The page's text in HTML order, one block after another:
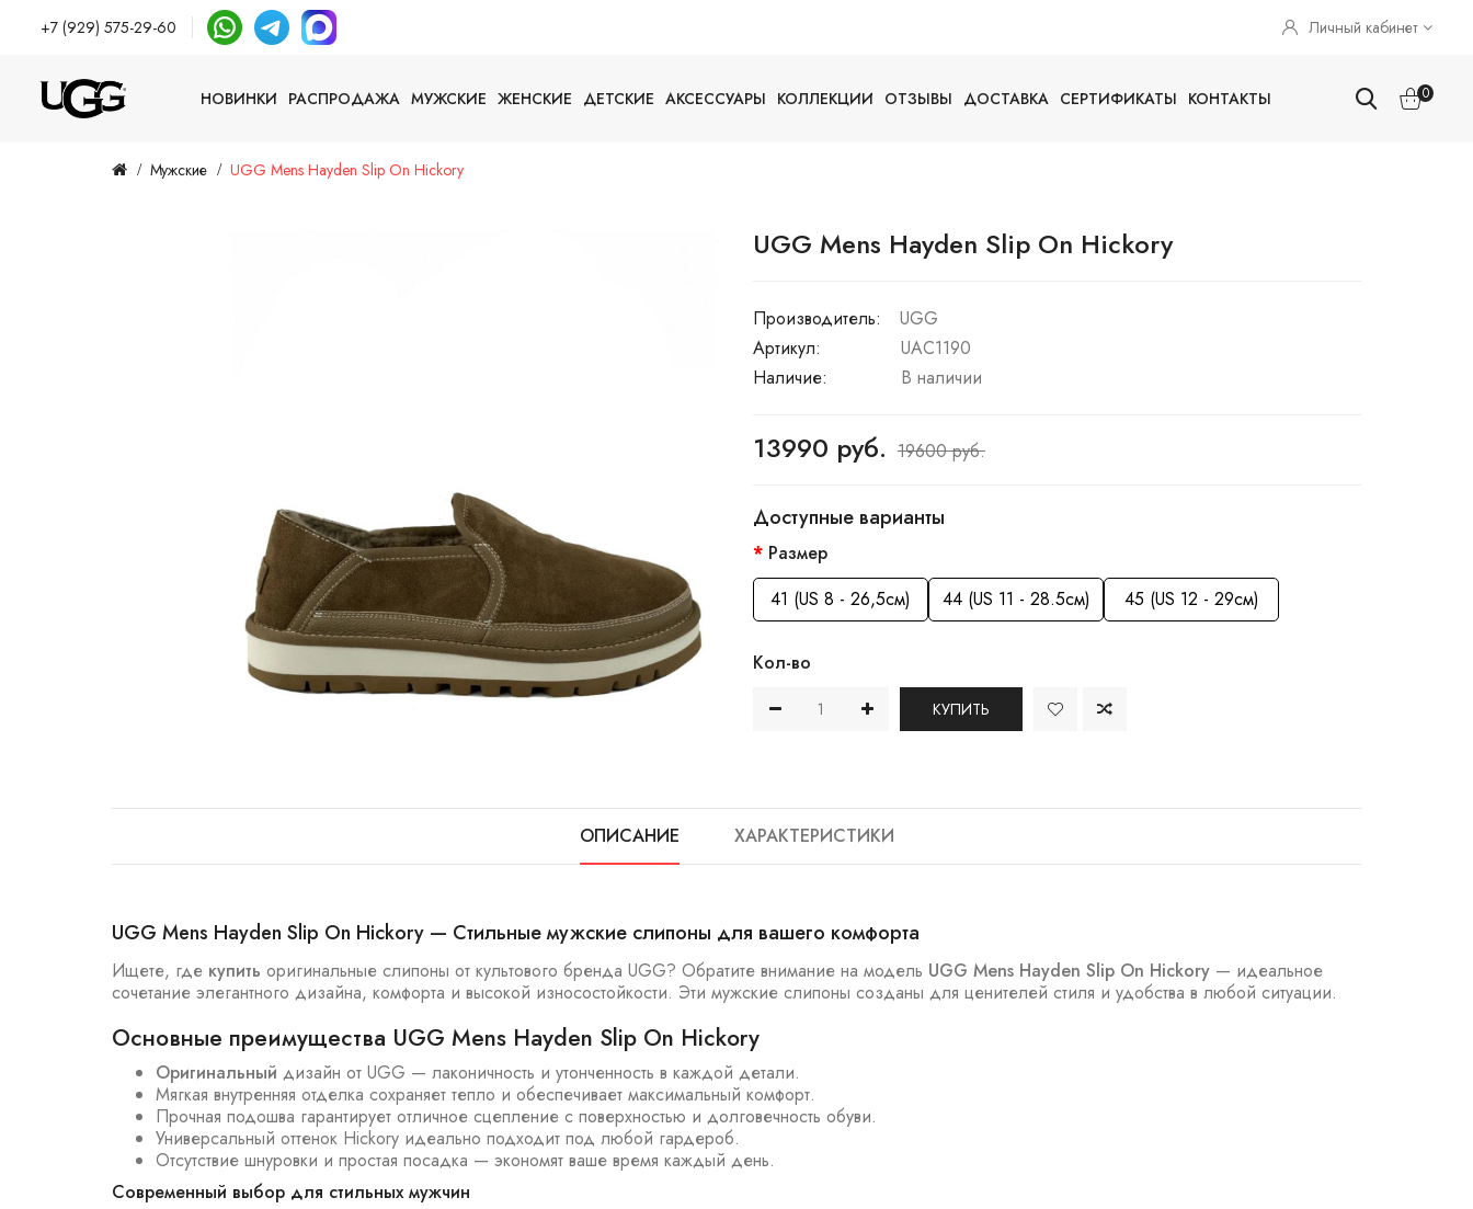
+7 (929) 575-29-60 Личный кабинет
НОВИНКИ РАСПРОДАЖА МУЖСКИЕ ЖЕНСКИЕ ДЕТСКИЕ АКСЕССУАРЫ КОЛЛЕКЦИИ ОТЗЫВЫ ДОСТАВКА СЕРТИФИКАТЫ КОНТАКТЫ 0
Мужские UGG Mens Hayden Slip On Hickory
UGG Mens Hayden Slip On Hickory
Производитель:
UGG
Артикул:
UAC1190
Наличие:
В наличии
13990 руб. 19600 руб.
Доступные варианты
Размер
41 (US 8 - 26,5см)
44 (US 11 - 28.5см) 45 (US 12 - 29см)
Кол-во
КУПИТЬ
ОПИСАНИЕ ХАРАКТЕРИСТИКИ
UGG Mens Hayden Slip On Hickory — Стильные мужские слипоны для вашего комфорта
Ищете, где купить оригинальные слипоны от культового бренда UGG? Обратите внимание на модель UGG Mens Hayden Slip On Hickory — идеальное
сочетание элегантного дизайна, комфорта и высокой износостойкости. Эти мужские слипоны созданы для ценителей стиля и удобства в любой ситуации.
Основные преимущества UGG Mens Hayden Slip On Hickory
Оригинальный дизайн от UGG — лаконичность и утонченность в каждой детали.
Мягкая внутренняя отделка сохраняет тепло и обеспечивает максимальный комфорт.
Прочная подошва гарантирует отличное сцепление с поверхностью и долговечность обуви.
Универсальный оттенок Hickory идеально подходит под любой гардероб.
Отсутствие шнуровки и простая посадка — экономят ваше время каждый день.
Современный выбор для стильных мужчин